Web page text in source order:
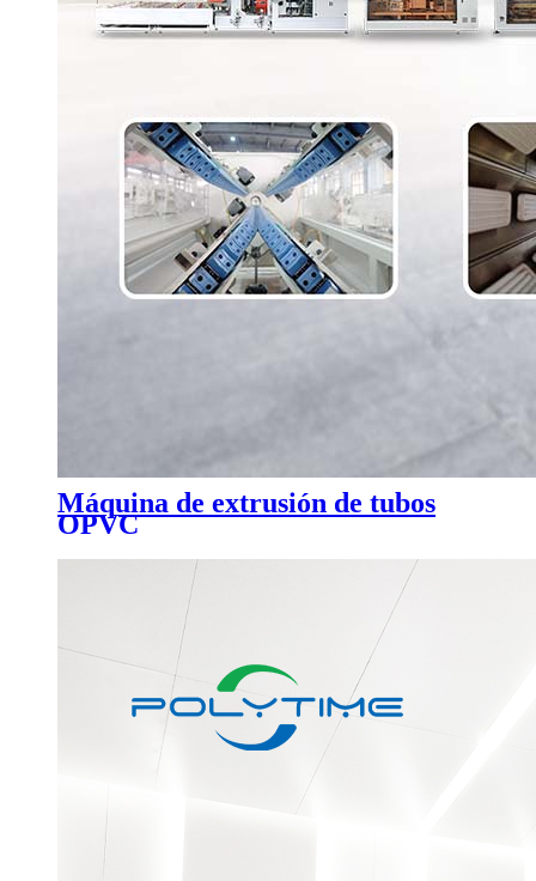
Máquina de extrusión de tubos
OPVC